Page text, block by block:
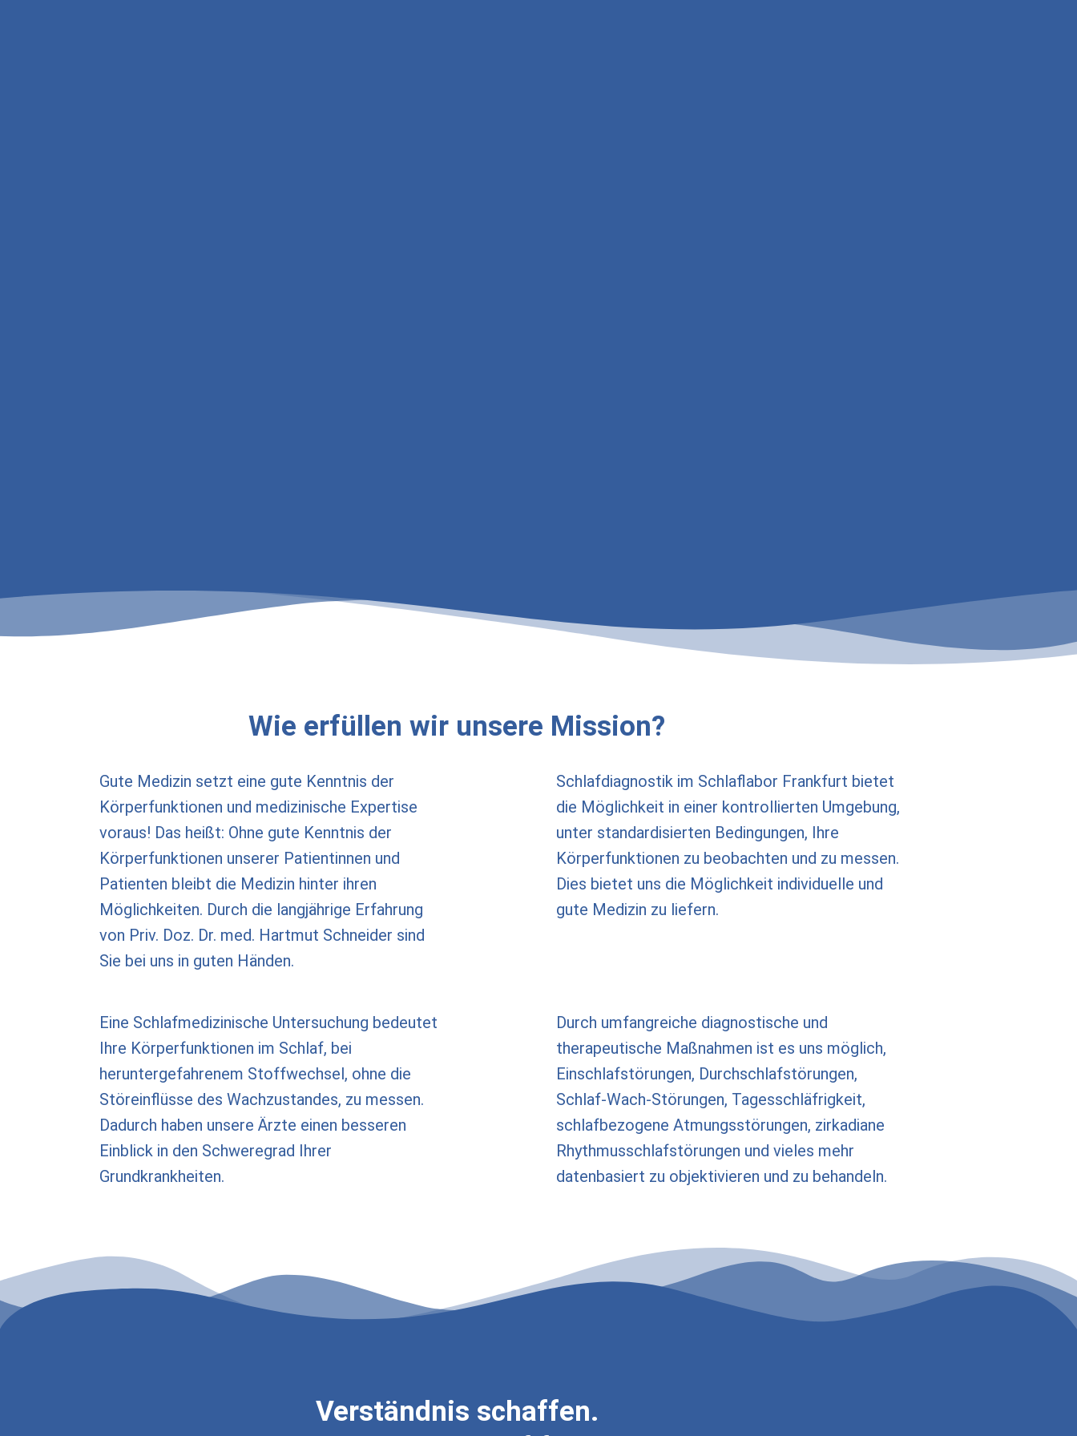
Wie erfüllen wir unsere Mission?
Gute Medizin setzt eine gute Kenntnis der
Körperfunktionen und medizinische Expertise
voraus! Das heißt: Ohne gute Kenntnis der
Körperfunktionen unserer Patientinnen und
Patienten bleibt die Medizin hinter ihren
Möglichkeiten. Durch die langjährige Erfahrung
von Priv. Doz. Dr. med. Hartmut Schneider sind
Sie bei uns in guten Händen.
Schlafdiagnostik im Schlaflabor Frankfurt bietet
die Möglichkeit in einer kontrollierten Umgebung,
unter standardisierten Bedingungen, Ihre
Körperfunktionen zu beobachten und zu messen.
Dies bietet uns die Möglichkeit individuelle und
gute Medizin zu liefern.
Eine Schlafmedizinische Untersuchung bedeutet
Ihre Körperfunktionen im Schlaf, bei
heruntergefahrenem Stoffwechsel, ohne die
Störeinflüsse des Wachzustandes, zu messen.
Dadurch haben unsere Ärzte einen besseren
Einblick in den Schweregrad Ihrer
Grundkrankheiten.
Durch umfangreiche diagnostische und
therapeutische Maßnahmen ist es uns möglich,
Einschlafstörungen, Durchschlafstörungen,
Schlaf-Wach-Störungen, Tagesschläfrigkeit,
schlafbezogene Atmungsstörungen, zirkadiane
Rhythmusschlafstörungen und vieles mehr
datenbasiert zu objektivieren und zu behandeln.
Verständnis schaffen.